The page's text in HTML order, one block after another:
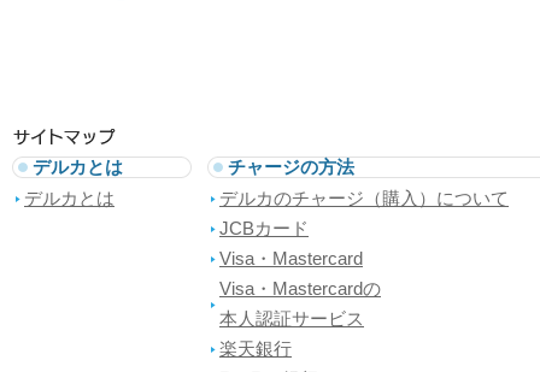
デルカとは
デルカとは
チャージの方法
デルカのチャージ（購入）について
JCBカード
Visa・Mastercard
Visa・Mastercardの
本人認証サービス
楽天銀行